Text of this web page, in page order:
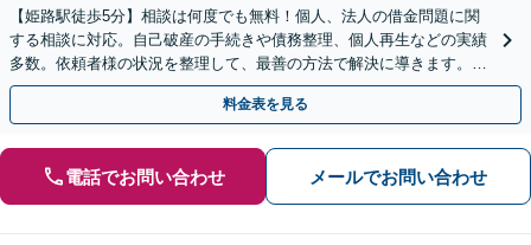
【姫路駅徒歩5分】相談は何度でも無料！個人、法人の借金問題に関
する相談に対応。自己破産の手続きや債務整理、個人再生などの実績
多数。依頼者様の状況を整理して、最善の方法で解決に導きます。お
気軽にご相談ください【個室相談】
料金表を見る
電話でお問い合わせ メールでお問い合わせ